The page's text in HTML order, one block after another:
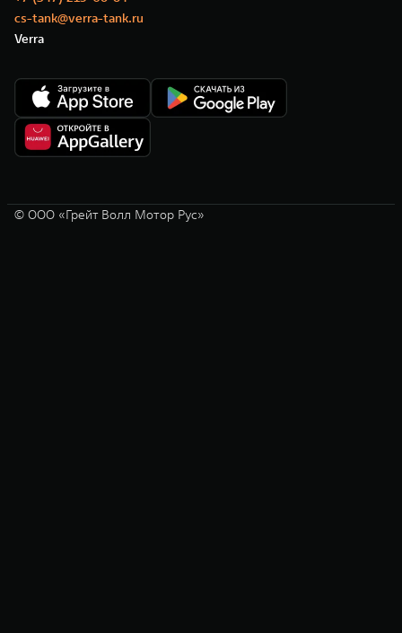
cs-tank@verra-tank.ru
Verra
© ООО «Грейт Волл Мотор Рус»